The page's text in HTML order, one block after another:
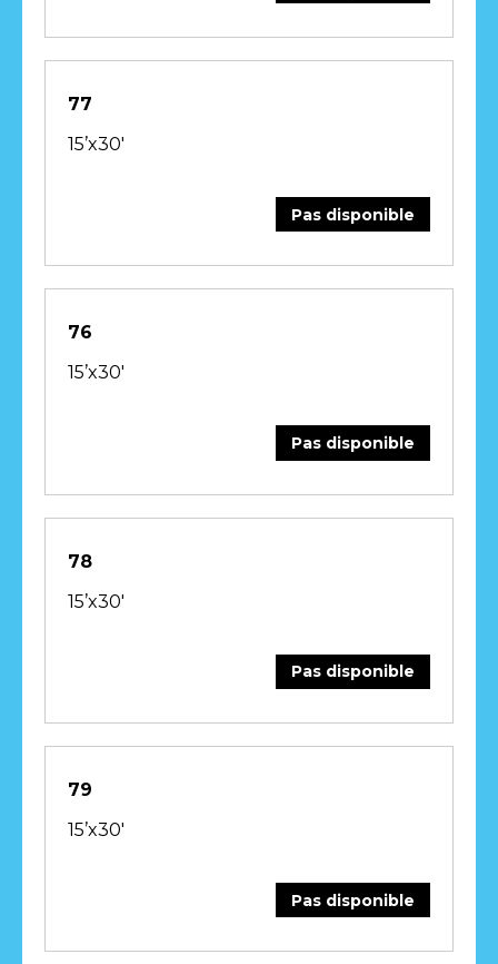
77
15’x30′
Pas disponible
76
15’x30′
Pas disponible
78
15’x30′
Pas disponible
79
15’x30′
Pas disponible